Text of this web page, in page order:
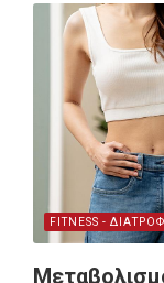
FITNESS -